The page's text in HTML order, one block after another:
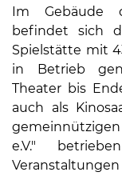
04192-
506-
Mo,
Di,
Fr
08
Im Gebäude
befindet sich
Spielstätte mit
in Betrieb
Theater bis
auch als
e.V."